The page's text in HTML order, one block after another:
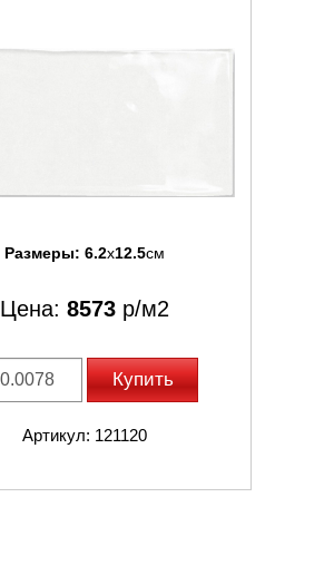
Размеры: 6.2x12.5см
Цена: 8573 р/м2
Купить
Артикул: 121120